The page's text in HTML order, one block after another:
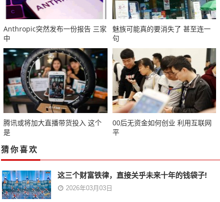
Anthropic突然发布一份报告 三家
中
魅族可能真的要消失了 甚至连一
句
腾讯或将加大直播带货投入 这个
是
00后无资金如何创业 利用互联网
平
猜你喜欢
这三个财富铁律，直接关乎未来十年的钱袋子!
2026年03月03日